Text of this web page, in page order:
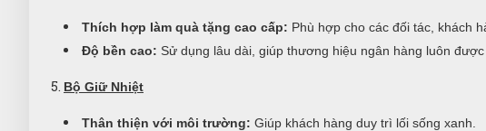
Thích hợp làm quà tặng cao cấp: Phù hợp cho các đối tác, khách
Độ bền cao: Sử dụng lâu dài, giúp thương hiệu ngân hàng luôn được
Bộ Giữ Nhiệt
Thân thiện với môi trường: Giúp khách hàng duy trì lối sống xanh.